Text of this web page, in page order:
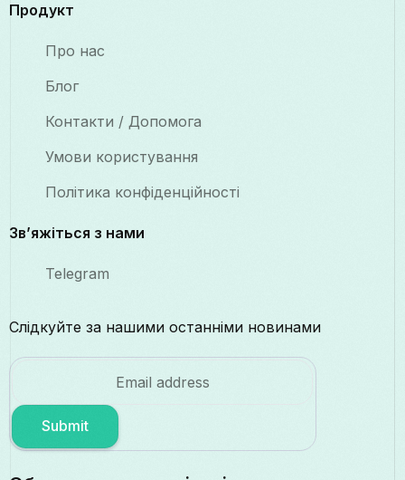
Продукт
Про нас
Блог
Контакти / Допомога
Умови користування
Політика конфіденційності
Зв’яжіться з нами
Telegram
Слідкуйте за нашими останніми новинами
Submit